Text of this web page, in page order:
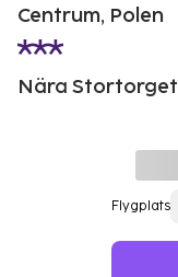
Centrum, Polen
Nära Stortorget
Flygplats